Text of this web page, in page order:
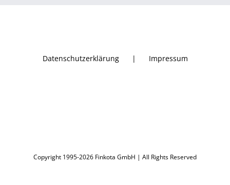
Datenschutzerklärung Impressum
Copyright 1995-2026 Finkota GmbH | All Rights Reserved